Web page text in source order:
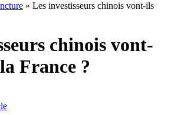
» Les investisseurs chinois vont-ils
chinois vont-
France ?